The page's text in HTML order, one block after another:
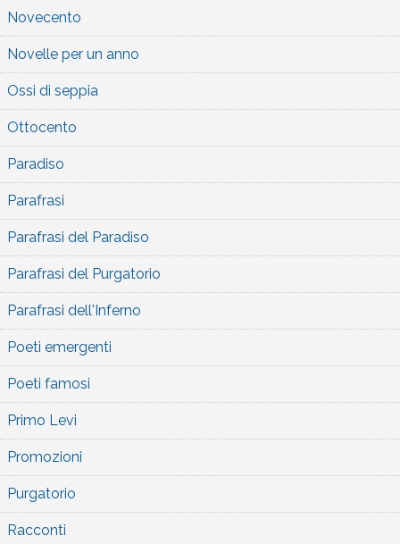
Novecento
Novelle per un anno
Ossi di seppia
Ottocento
Paradiso
Parafrasi
Parafrasi del Paradiso
Parafrasi del Purgatorio
Parafrasi dell'Inferno
Poeti emergenti
Poeti famosi
Primo Levi
Promozioni
Purgatorio
Racconti